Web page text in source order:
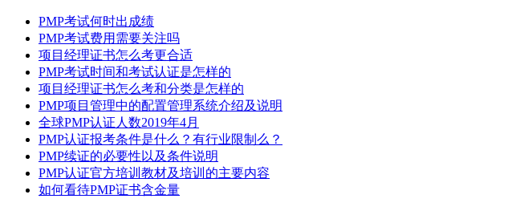
PMP考试何时出成绩
PMP考试费用需要关注吗
项目经理证书怎么考更合适
PMP考试时间和考试认证是怎样的
项目经理证书怎么考和分类是怎样的
PMP项目管理中的配置管理系统介绍及说明
全球PMP认证人数2019年4月
PMP认证报考条件是什么？有行业限制么？
PMP续证的必要性以及条件说明
PMP认证官方培训教材及培训的主要内容
如何看待PMP证书含金量